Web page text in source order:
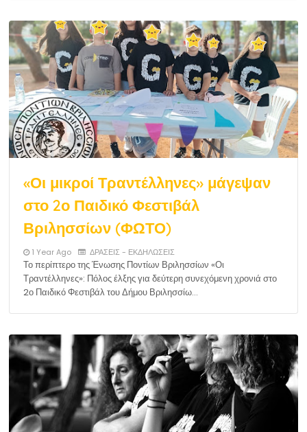
«Οι μικροί Τραντέλληνες» μάγεψαν
στο 2ο Παιδικό Φεστιβάλ
Βριλησσίων (ΦΩΤΟ)
1 Year Ago ΔΡΑΣΕΙΣ - ΕΚΔΗΛΩΣΕΙΣ
Το περίπτερο της Ένωσης Ποντίων Βριλησσίων «Οι
Τραντέλληνες»: Πόλος έλξης για δεύτερη συνεχόμενη χρονιά στο
2ο Παιδικό Φεστιβάλ του Δήμου Βριλησσίω…